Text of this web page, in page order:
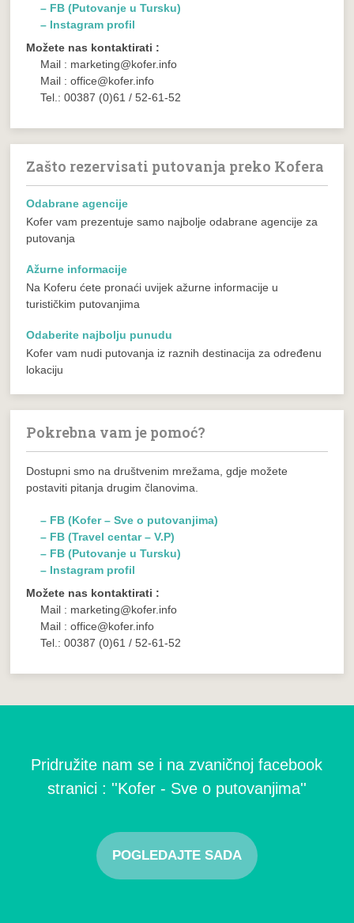
– FB (Putovanje u Tursku)
– Instagram profil
Možete nas kontaktirati :
Mail : marketing@kofer.info
Mail : office@kofer.info
Tel.: 00387 (0)61 / 52-61-52
Zašto rezervisati putovanja preko Kofera
Odabrane agencije
Kofer vam prezentuje samo najbolje odabrane agencije za
putovanja
Ažurne informacije
Na Koferu ćete pronaći uvijek ažurne informacije u
turističkim putovanjima
Odaberite najbolju punudu
Kofer vam nudi putovanja iz raznih destinacija za određenu
lokaciju
Pokrebna vam je pomoć?
Dostupni smo na društvenim mrežama, gdje možete
postaviti pitanja drugim članovima.
– FB (Kofer – Sve o putovanjima)
– FB (Travel centar – V.P)
– FB (Putovanje u Tursku)
– Instagram profil
Možete nas kontaktirati :
Mail : marketing@kofer.info
Mail : office@kofer.info
Tel.: 00387 (0)61 / 52-61-52
Pridružite nam se i na zvaničnoj facebook
stranici : ''Kofer - Sve o putovanjima''
POGLEDAJTE SADA